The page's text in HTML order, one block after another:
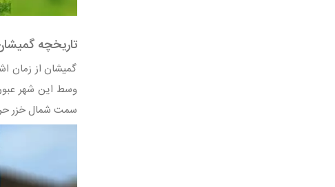
تاریخچه
گمیشان از زمان
وسط این شهر
سمت شمال خزر